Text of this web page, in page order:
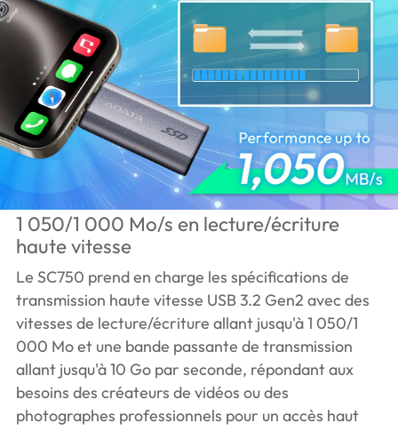
1 050/1 000 Mo/s en lecture/écriture
haute vitesse
Le SC750 prend en charge les spécifications de
transmission haute vitesse USB 3.2 Gen2 avec des
vitesses de lecture/écriture allant jusqu'à 1 050/1
000 Mo et une bande passante de transmission
allant jusqu'à 10 Go par seconde, répondant aux
besoins des créateurs de vidéos ou des
photographes professionnels pour un accès haut